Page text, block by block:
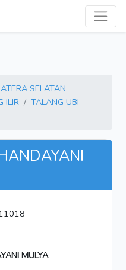
SELATAN
ILIR
TALANG UBI
MULYA